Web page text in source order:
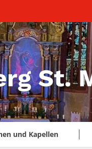
St.
und Kapellen